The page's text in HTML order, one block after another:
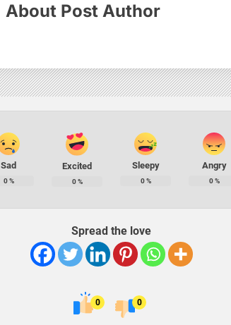
About Post Author
Sad
0%
Excited
0%
Sleepy
0%
Angry
0%
Spread the love
0 0